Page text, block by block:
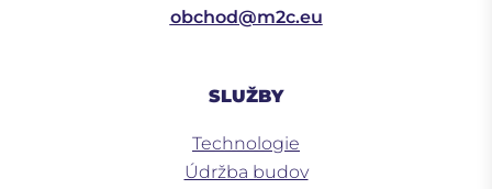
obchod@m2c.eu
SLUŽBY
Technologie
Údržba budov